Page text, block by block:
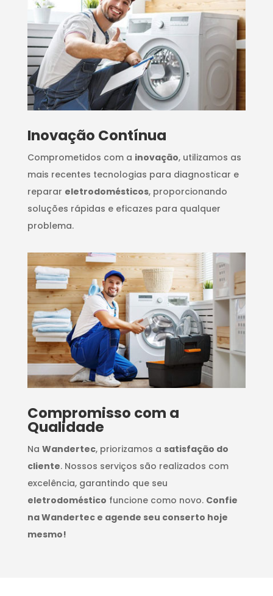
Inovação Contínua
Comprometidos com a inovação, utilizamos as
mais recentes tecnologias para diagnosticar e
reparar eletrodomésticos, proporcionando
soluções rápidas e eficazes para qualquer
problema.
Compromisso com a
Qualidade
Na Wandertec, priorizamos a satisfação do
cliente. Nossos serviços são realizados com
excelência, garantindo que seu
eletrodoméstico funcione como novo. Confie
na Wandertec e agende seu conserto hoje
mesmo!